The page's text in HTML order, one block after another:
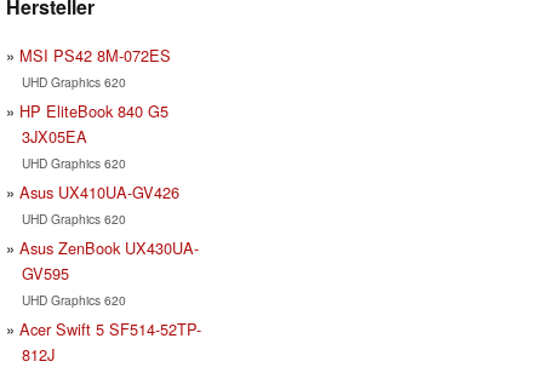
Hersteller
MSI PS42 8M-072ES
UHD Graphics 620
HP EliteBook 840 G5
3JX05EA
UHD Graphics 620
Asus UX410UA-GV426
UHD Graphics 620
Asus ZenBook UX430UA-
GV595
UHD Graphics 620
Acer Swift 5 SF514-52TP-
812J